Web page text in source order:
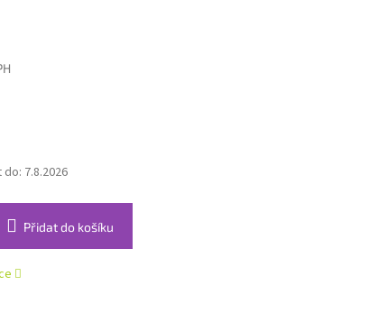
do: 7.8.2026
Přidat do košíku